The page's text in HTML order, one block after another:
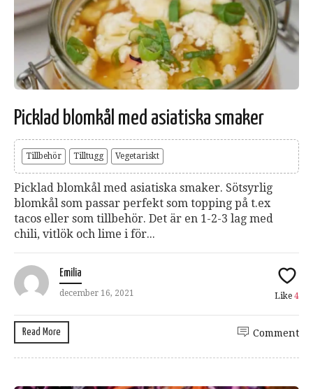
Picklad blomkål med asiatiska smaker
Tillbehör Tilltugg Vegetariskt
Picklad blomkål med asiatiska smaker. Sötsyrlig
blomkål som passar perfekt som topping på t.ex
tacos eller som tillbehör. Det är en 1-2-3 lag med
chili, vitlök och lime i för...
Emilia
december 16, 2021 Like 4
Read More Comment